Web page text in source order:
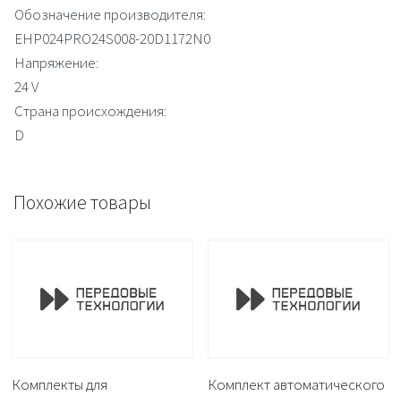
Обозначение производителя:
EHP024PRO24S008-20D1172N0
Напряжение:
24 V
Страна происхождения:
D
Похожие товары
Комплекты для
Комплект автоматического